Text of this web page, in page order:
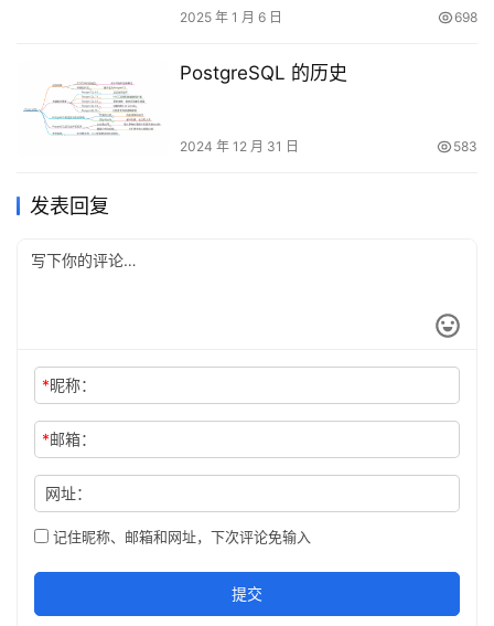
2025 年 1 月 6 日 698
PostgreSQL 的历史
2024 年 12 月 31 日 583
发表回复
*昵称：
*邮箱：
网址：
记住昵称、邮箱和网址，下次评论免输入
提交